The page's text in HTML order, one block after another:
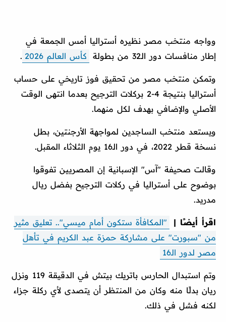
وواجه منتخب مصر نظيره أستراليا أمس الجمعة في
إطار منافسات دور الـ32 من بطولة
كأس العالم 2026 .
وتمكن منتخب مصر من تحقيق فوز تاريخي على حساب
أستراليا بنتيجة 4-2 بركلات الترجيح بعدما انتهى الوقت
الأصلي والإضافي بهدف لكل منهما.
ويستعد منتخب الساجدين لمواجهة الأرجنتين، بطل
نسخة قطر 2022، في دور الـ16 يوم الثلاثاء المقبل.
وقالت صحيفة "آس" الإسبانية إن المصريين تفوقوا
بوضوح على أستراليا في ركلات الترجيح بفضل ريال
مدريد.
اقرأ أيضًا |
"المكافأة ستكون أمام ميسي".. تعليق مثير
من "سبورت" على مشاركة حمزة عبد الكريم في تأهل
مصر لدور الـ16
وتم استبدال الحارس باتريك بيتش في الدقيقة 119 ونزل
ريان بدلًا منه وكان من المنتظر أن يتصدى لأي ركلة جزاء
لكنه فشل في ذلك.